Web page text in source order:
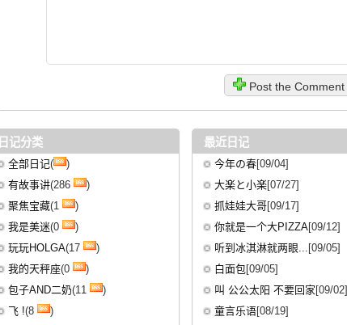
Post the Comment
日记分类
全部日记(
)
有故事讲(286
)
聚焦宝藏(1
)
我是美迷(0
)
玩玩HOLGA(17
)
我的天秤座(0
)
包子AND二奶(11
)
飞 !(8 )
最近日记
今年の春[09/04]
大楽と小楽[07/27]
抓娃娃大哥[09/17]
你就是一个大PIZZA[09/12]
听到冰淇淋就两眼... [09/05]
白面包[09/05]
叫 公公太阳 不要回家 [09/02]
童言乐语[08/19]